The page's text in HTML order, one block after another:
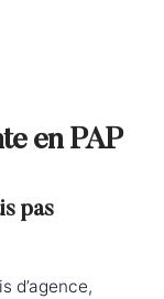
en PAP
pas
d’agence,